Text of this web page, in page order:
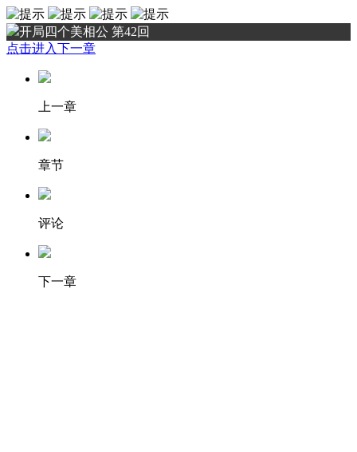
开局四个美相公 第42回
点击进入下一章
上一章
章节
评论
下一章